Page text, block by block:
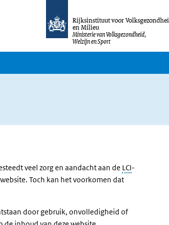
Rijksinstituut voor
en Milieu
Ministerie van Volksgezondheid,
Welzijn en Sport
veel zorg en aandacht aan de LCI-
Toch kan het voorkomen dat
door gebruik, onvolledigheid of